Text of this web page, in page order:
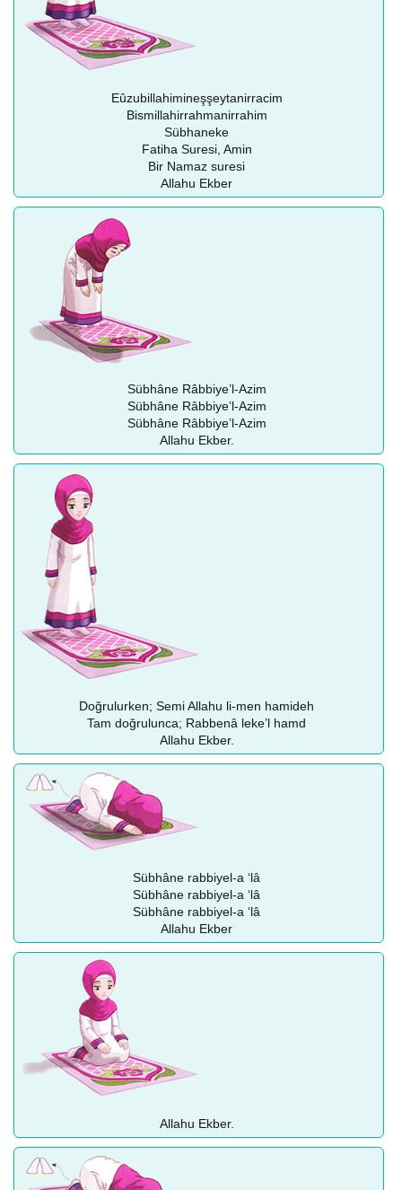
Eûzubillahimineşşeytanirracim
Bismillahirrahmanirrahim
Sübhaneke
Fatiha Suresi, Amin
Bir Namaz suresi
Allahu Ekber
Sübhâne Râbbiye’l-Azim
Sübhâne Râbbiye’l-Azim
Sübhâne Râbbiye’l-Azim
Allahu Ekber.
Doğrulurken; Semi Allahu li-men hamideh
Tam doğrulunca; Rabbenâ leke’l hamd
Allahu Ekber.
Sübhâne rabbiyel-a ‘lâ
Sübhâne rabbiyel-a ‘lâ
Sübhâne rabbiyel-a ‘lâ
Allahu Ekber
Allahu Ekber.